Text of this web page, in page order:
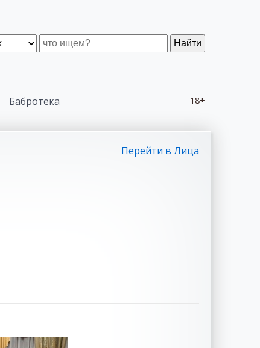
Найти
18+
Бабротека
Перейти в Лица